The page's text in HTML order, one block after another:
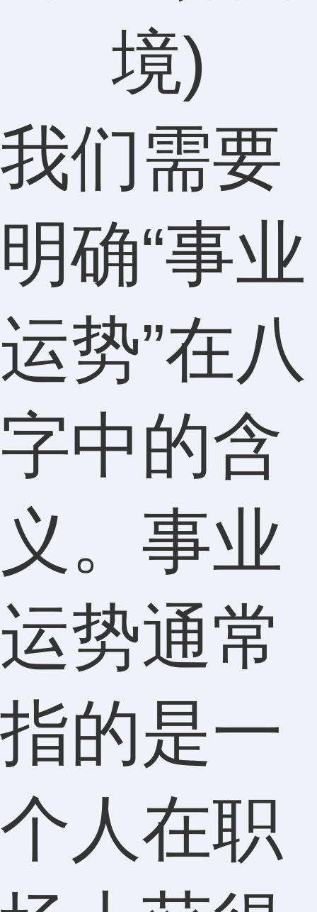
我们需要
明确“事业
运势”在八
字中的含
义。事业
运势通常
指的是一
个人在职